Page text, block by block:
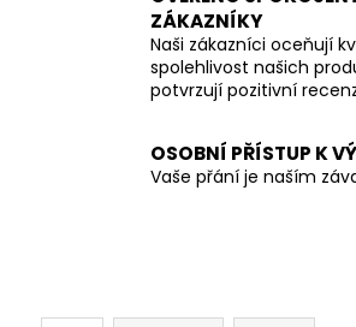
ZÁKAZNÍKY
Naši zákazníci oceňují
spolehlivost našich
potvrzují pozitivní
OSOBNÍ PŘÍSTUP K
Vaše přání je naším